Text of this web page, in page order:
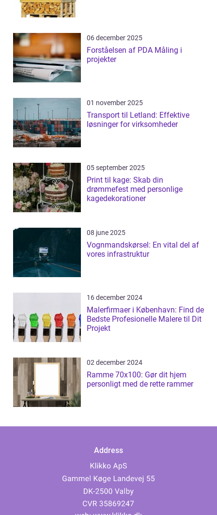
06 december 2025
Forståelsen af PDA Måling i
projekter
01 november 2025
Transport til Letland: Effektive
løsninger for virksomheder
05 september 2025
Print til kage: Skab din
drømmefest med personlige
kagedekorationer
08 june 2025
Vognmandskørsel: En vital del af
vores infrastruktur
16 december 2024
Malerfirmaer i København: Find de
Bedste Profesionelle Malere til Dit
Projekt
02 december 2024
Ramme 70x100: Gør dit hjem
personligt med de rette rammer
Address